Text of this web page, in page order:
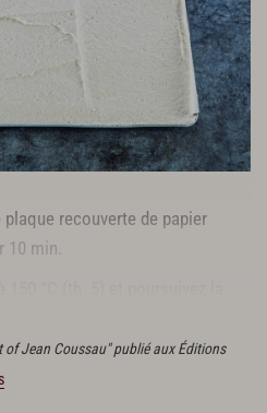
recouverte de papier
10 min.
of Jean Coussau" publié aux Éditions